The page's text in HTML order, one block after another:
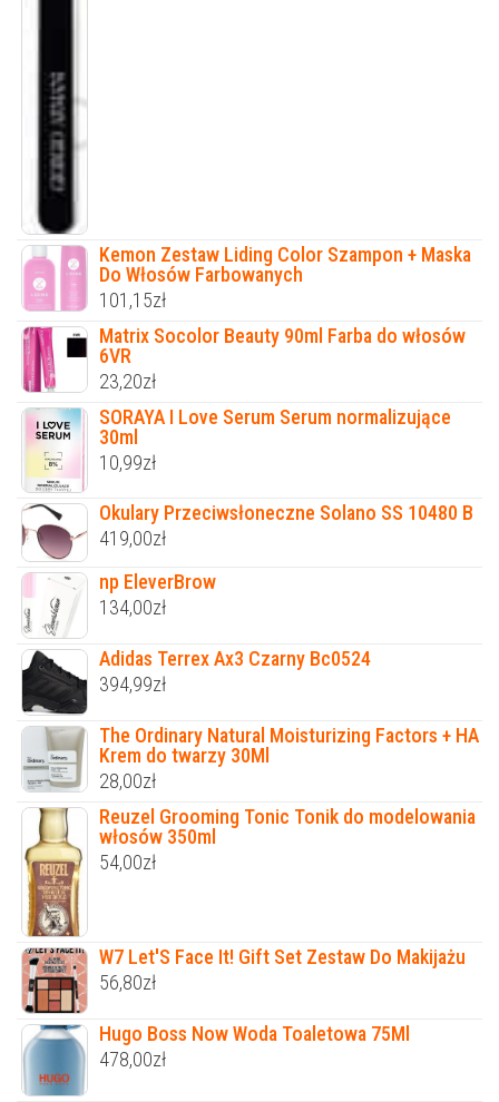
Kemon Zestaw Liding Color Szampon + Maska
Do Włosów Farbowanych
101,15zł
Matrix Socolor Beauty 90ml Farba do włosów
6VR
23,20zł
SORAYA I Love Serum Serum normalizujące
30ml
10,99zł
Okulary Przeciwsłoneczne Solano SS 10480 B
419,00zł
np EleverBrow
134,00zł
Adidas Terrex Ax3 Czarny Bc0524
394,99zł
The Ordinary Natural Moisturizing Factors + HA
Krem do twarzy 30Ml
28,00zł
Reuzel Grooming Tonic Tonik do modelowania
włosów 350ml
54,00zł
W7 Let'S Face It! Gift Set Zestaw Do Makijażu
56,80zł
Hugo Boss Now Woda Toaletowa 75Ml
478,00zł